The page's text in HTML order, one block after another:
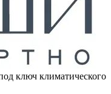
ключ климатического